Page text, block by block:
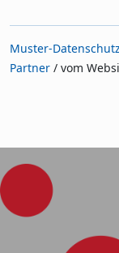
Muster-
Partner / vom